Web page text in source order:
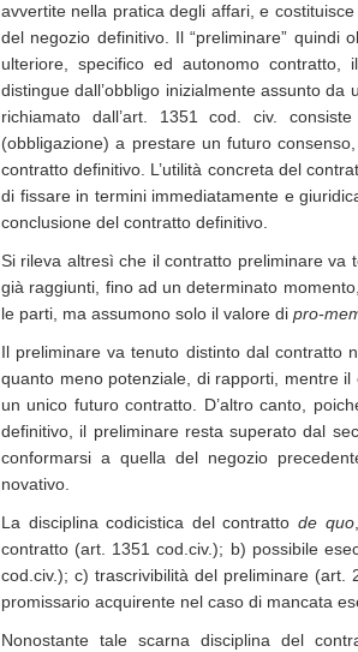
avvertite nella pratica degli affari, e
del negozio definitivo. Il “preliminare” quindi
ulteriore, specifico ed autonomo
distingue dall’obbligo inizialmente assunto
richiamato dall’art. 1351 cod. civ.
(obbligazione) a prestare un futuro
contratto definitivo. L’utilità concreta del
di fissare in termini immediatamente e
conclusione del contratto definitivo.
Si rileva altresì che il contratto preliminare va
già raggiunti, fino ad un determinato
le parti, ma assumono solo il valore di pro-
Il preliminare va tenuto distinto dal contratto
quanto meno potenziale, di rapporti, mentre
un unico futuro contratto. D’altro canto,
definitivo, il preliminare resta superato dal
conformarsi a quella del negozio
novativo.
La disciplina codicistica del contratto de quo
contratto (art. 1351 cod.civ.); b) possibile
cod.civ.); c) trascrivibilità del preliminare (art.
promissario acquirente nel caso di mancata
Nonostante tale scarna disciplina del